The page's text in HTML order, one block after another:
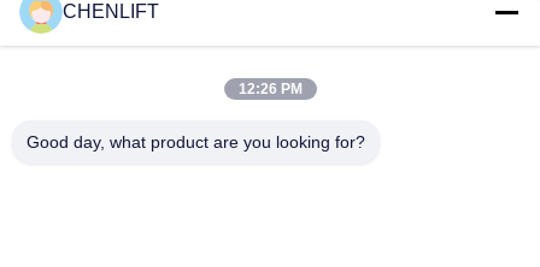
14M kleiner elektrischer Scherenhubtisch mit motorisiertem
Gerät, Tragfähigkeit 450 kg
Mini-Handhubarbeitsbühne 3,9 Meter mit rutschfester
CHENLIFT
12:26 PM
Good day, what product are you looking for?